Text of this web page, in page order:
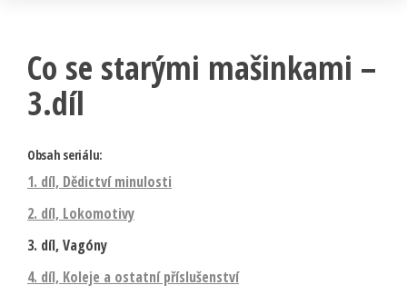
Co se starými mašinkami –
3.díl
Obsah seriálu:
1. díl, Dědictví minulosti
2. díl, Lokomotivy
3. díl, Vagóny
4. díl, Koleje a ostatní příslušenství